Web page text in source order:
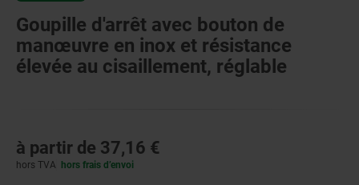
Goupille d'arrêt avec bouton de
manœuvre en inox et résistance
élevée au cisaillement, réglable
à partir de 37,16 €
hors TVA hors frais d’envoi